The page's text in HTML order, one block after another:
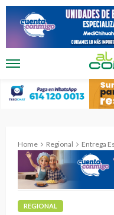
Home Regional Entrega
REGIONAL